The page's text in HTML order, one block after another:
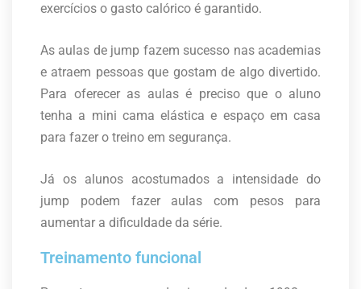
exercícios o gasto calórico é garantido.
As aulas de jump fazem sucesso nas academias
e atraem pessoas que gostam de algo divertido.
Para oferecer as aulas é preciso que o aluno
tenha a mini cama elástica e espaço em casa
para fazer o treino em segurança.
Já os alunos acostumados a intensidade do
jump podem fazer aulas com pesos para
aumentar a dificuldade da série.
Treinamento funcional